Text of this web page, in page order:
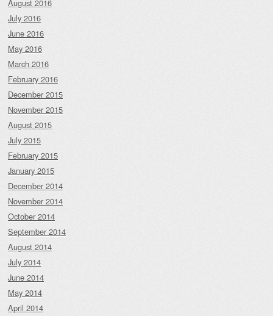
August 2016
July 2016
June 2016
May 2016
March 2016
February 2016
December 2015
November 2015
August 2015
July 2015
February 2015
January 2015
December 2014
November 2014
October 2014
September 2014
August 2014
July 2014
June 2014
May 2014
April 2014